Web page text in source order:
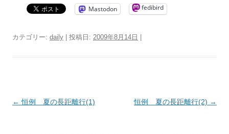
Mastodon fedibird
カテゴリー: daily | 投稿日: 2009年8月14日 |
投
← 恒例 夏の長距離行(1) 恒例 夏の長距離行(2) →